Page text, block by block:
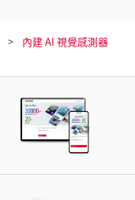
內建 AI 視覺感測器